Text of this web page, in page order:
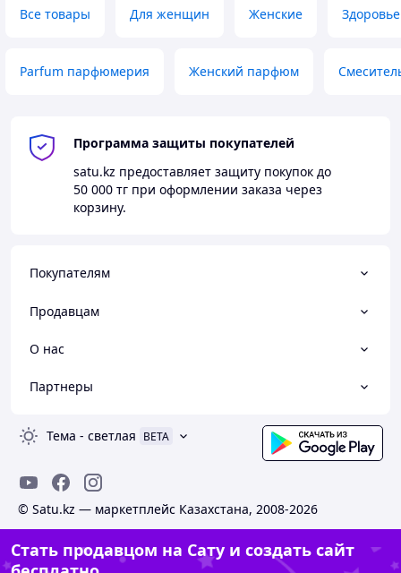
Все товары Для женщин Женские Здоровье
Parfum парфюмерия Женский парфюм
Программа защиты покупателей
satu.kz предоставляет защиту покупок до
50 000 тг при оформлении заказа через
корзину.
Покупателям
Продавцам
О нас
Партнеры
Тема - светлая BETA
© Satu.kz — маркетплейс Казахстана, 2008-2026
Стать продавцом на Сату и создать сайт